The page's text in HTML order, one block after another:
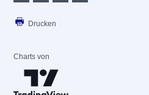
Drucken
Charts von